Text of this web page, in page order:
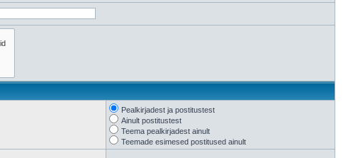
Pealkirjadest ja postitustest
Ainult postitustest
Teema pealkirjadest ainult
Teemade esimesed postitused ainult